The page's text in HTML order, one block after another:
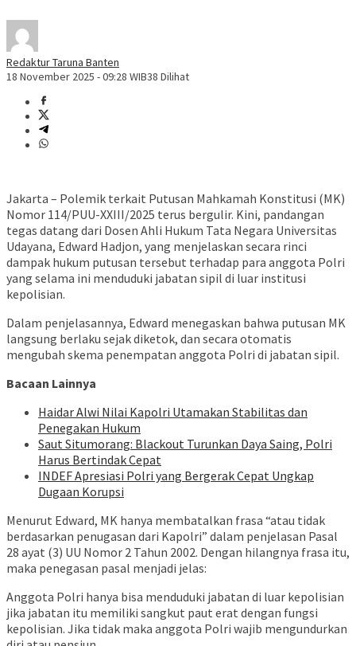
Redaktur Taruna Banten
18 November 2025 - 09:28 WIB38 Dilihat
Jakarta – Polemik terkait Putusan Mahkamah Konstitusi (MK)
Nomor 114/PUU-XXIII/2025 terus bergulir. Kini, pandangan
tegas datang dari Dosen Ahli Hukum Tata Negara Universitas
Udayana, Edward Hadjon, yang menjelaskan secara rinci
dampak hukum putusan tersebut terhadap para anggota Polri
yang selama ini menduduki jabatan sipil di luar institusi
kepolisian.
Dalam penjelasannya, Edward menegaskan bahwa putusan MK
langsung berlaku sejak diketok, dan secara otomatis
mengubah skema penempatan anggota Polri di jabatan sipil.
Bacaan Lainnya
Haidar Alwi Nilai Kapolri Utamakan Stabilitas dan
Penegakan Hukum
Saut Situmorang: Blackout Turunkan Daya Saing, Polri
Harus Bertindak Cepat
INDEF Apresiasi Polri yang Bergerak Cepat Ungkap
Dugaan Korupsi
Menurut Edward, MK hanya membatalkan frasa “atau tidak
berdasarkan penugasan dari Kapolri” dalam penjelasan Pasal
28 ayat (3) UU Nomor 2 Tahun 2002. Dengan hilangnya frasa itu,
maka penegasan pasal menjadi jelas:
Anggota Polri hanya bisa menduduki jabatan di luar kepolisian
jika jabatan itu memiliki sangkut paut erat dengan fungsi
kepolisian. Jika tidak maka anggota Polri wajib mengundurkan